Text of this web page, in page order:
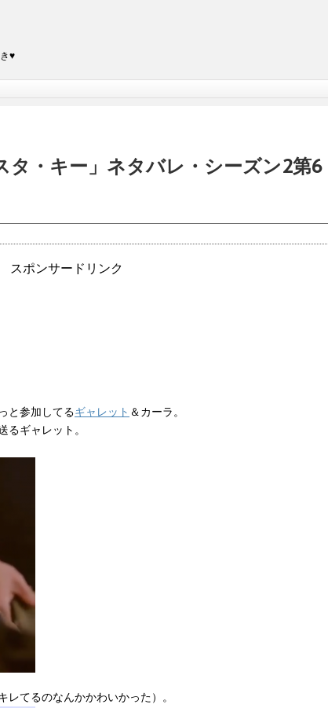
♥
タ・キー」ネタバレ・シーズン2第6
スポンサードリンク
と参加してるギャレット ＆カーラ。
るギャレット。
てるのなんかかわいかった）。